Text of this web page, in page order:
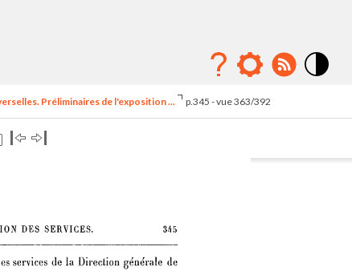
Préliminaires de l'exposition ... p.345 - vue 363/392